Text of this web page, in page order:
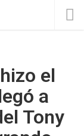
el
a
Tony